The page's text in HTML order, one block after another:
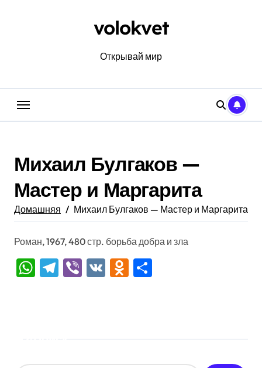
volokvet
Открывай мир
Михаил Булгаков —
Мастер и Маргарита
Домашняя Михаил Булгаков — Мастер и Маргарита
Роман, 1967, 480 стр. борьба добра и зла
WhatsApp
Telegram
Viber
VK Odnoklassniki